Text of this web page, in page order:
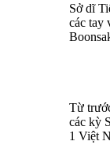
Sở dĩ
các tay
Từ
các kỳ
1 Việt